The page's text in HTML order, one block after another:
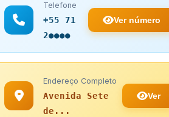
Telefone
+55 71
2●●●●
Ver número
Endereço Completo
Avenida Sete
de...
Ver